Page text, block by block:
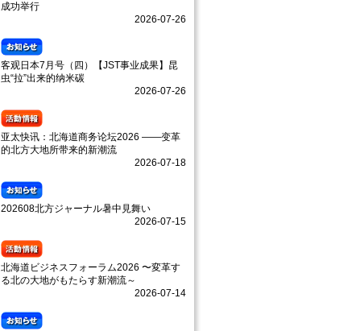
成功举行
2026-07-26
客观日本7月号（四）【JST事业成果】昆
虫“拉”出来的纳米碳
2026-07-26
亚太快讯：北海道商务论坛2026 ——变革
的北方大地所带来的新潮流
2026-07-18
202608北方ジャーナル暑中見舞い
2026-07-15
北海道ビジネスフォーラム2026 〜変革す
る北の大地がもたらす新潮流～
2026-07-14